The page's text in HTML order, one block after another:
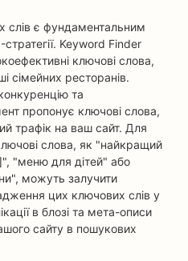
слів є фундаментальним
Keyword Finder
ключові слова,
сімейних ресторанів.
та
пропонує ключові слова,
трафік на ваш сайт. Для
слова, як "найкращий
"меню для дітей" або
можуть залучити
цих ключових слів у
в блозі та мета-описи
сайту в пошукових